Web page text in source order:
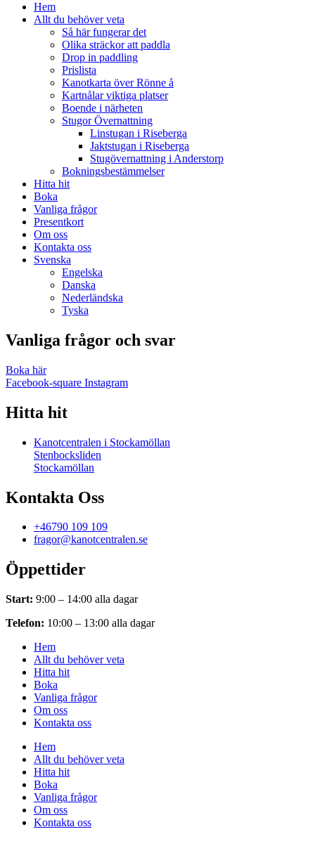
Hem
Allt du behöver veta
Så här fungerar det
Olika sträckor att paddla
Drop in paddling
Prislista
Kanotkarta över Rönne å
Kartnålar viktiga platser
Boende i närheten
Stugor Övernattning
Linstugan i Riseberga
Jaktstugan i Riseberga
Stugövernattning i Anderstorp
Bokningsbestämmelser
Hitta hit
Boka
Vanliga frågor
Presentkort
Om oss
Kontakta oss
Svenska
Engelska
Danska
Nederländska
Tyska
Vanliga frågor och svar
Boka här
Facebook-square Instagram
Hitta hit
Kanotcentralen i Stockamöllan
Stenbocksliden
Stockamöllan
Kontakta Oss
+46790 109 109
fragor@kanotcentralen.se
Öppettider
Start: 9:00 – 14:00 alla dagar
Telefon: 10:00 – 13:00 alla dagar
Hem
Allt du behöver veta
Hitta hit
Boka
Vanliga frågor
Om oss
Kontakta oss
Hem
Allt du behöver veta
Hitta hit
Boka
Vanliga frågor
Om oss
Kontakta oss